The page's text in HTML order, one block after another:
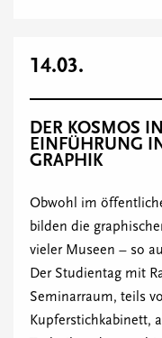
14.03.
DER KOSMOS
EINFÜHRUNG
GRAPHIK
Obwohl im
bilden die
vieler Museen – so
Der Studientag mit
Seminarraum, teils
Kupferstichkabinett,